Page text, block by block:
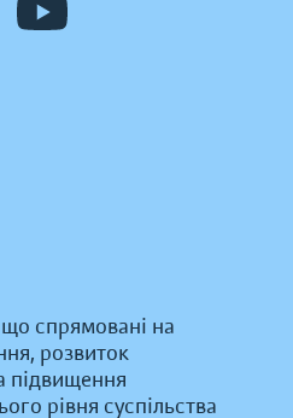
що спрямовані на
розвиток
підвищення
рівня суспільства